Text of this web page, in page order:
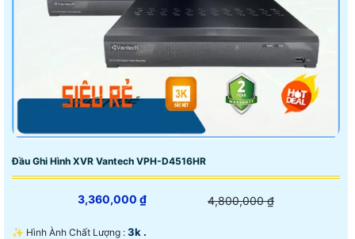
Đầu Ghi Hình XVR Vantech VPH-D4516HR
3,360,000 ₫ 4,800,000 ₫
✨ Hình Ành Chất Lượng : 3k .